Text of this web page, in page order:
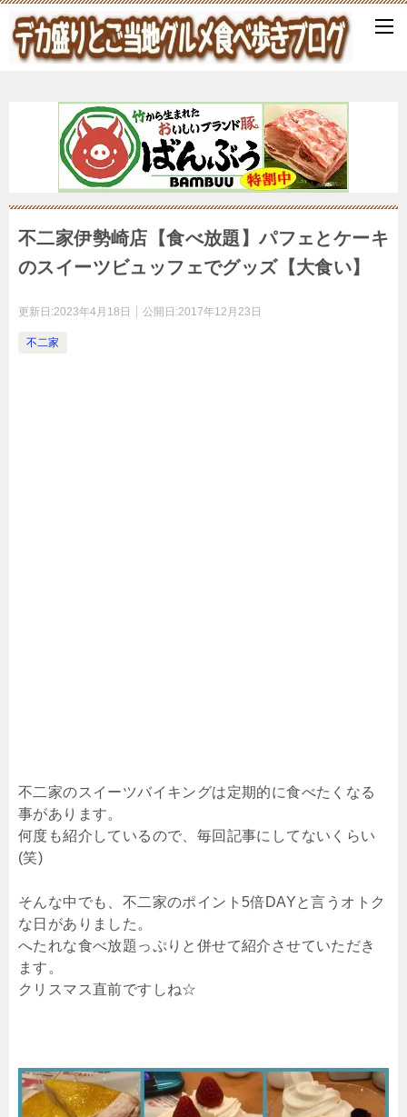
不二家伊勢崎店【食べ放題】パフェとケーキ
のスイーツビュッフェでグッズ【大食い】
更新日:2023年4月18日 公開日:2017年12月23日
不二家
不二家のスイーツバイキングは定期的に食べたくなる
事があります。
何度も紹介しているので、毎回記事にしてないくらい
(笑)
そんな中でも、不二家のポイント5倍DAYと言うオトク
な日がありました。
へたれな食べ放題っぷりと併せて紹介させていただき
ます。
クリスマス直前ですしね☆